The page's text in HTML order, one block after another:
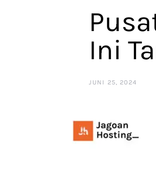
Ini
JUNI 25, 2024